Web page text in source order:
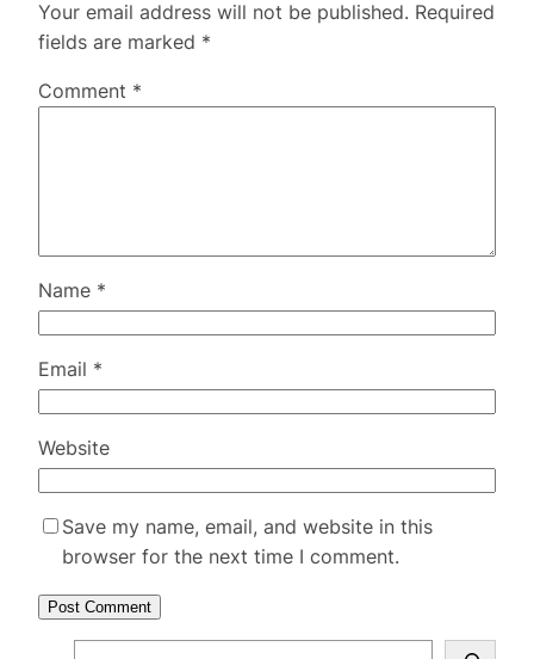
Your email address will not be published. Required
fields are marked *
Comment *
Name *
Email *
Website
Save my name, email, and website in this
browser for the next time I comment.